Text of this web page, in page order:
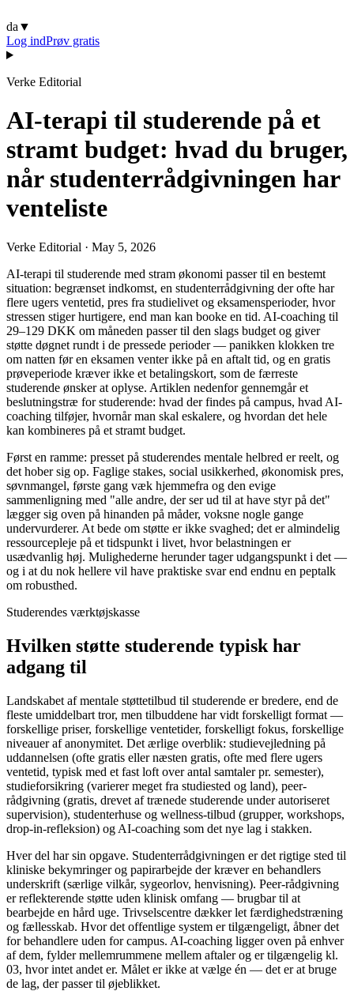
da ▼
Log indPrøv gratis
Verke Editorial
AI-terapi til studerende på et
stramt budget: hvad du bruger,
når studenterrådgivningen har
venteliste
Verke Editorial · May 5, 2026
AI-terapi til studerende med stram økonomi passer til en bestemt
situation: begrænset indkomst, en studenterrådgivning der ofte har
flere ugers ventetid, pres fra studielivet og eksamensperioder, hvor
stressen stiger hurtigere, end man kan booke en tid. AI-coaching til
29–129 DKK om måneden passer til den slags budget og giver
støtte døgnet rundt i de pressede perioder — panikken klokken tre
om natten før en eksamen venter ikke på en aftalt tid, og en gratis
prøveperiode kræver ikke et betalingskort, som de færreste
studerende ønsker at oplyse. Artiklen nedenfor gennemgår et
beslutningstræ for studerende: hvad der findes på campus, hvad AI-
coaching tilføjer, hvornår man skal eskalere, og hvordan det hele
kan kombineres på et stramt budget.
Først en ramme: presset på studerendes mentale helbred er reelt, og
det hober sig op. Faglige stakes, social usikkerhed, økonomisk pres,
søvnmangel, første gang væk hjemmefra og den evige
sammenligning med "alle andre, der ser ud til at have styr på det"
lægger sig oven på hinanden på måder, voksne nogle gange
undervurderer. At bede om støtte er ikke svaghed; det er almindelig
ressourcepleje på et tidspunkt i livet, hvor belastningen er
usædvanlig høj. Mulighederne herunder tager udgangspunkt i det —
og i at du nok hellere vil have praktiske svar end endnu en peptalk
om robusthed.
Studerendes værktøjskasse
Hvilken støtte studerende typisk har
adgang til
Landskabet af mentale støttetilbud til studerende er bredere, end de
fleste umiddelbart tror, men tilbuddene har vidt forskelligt format —
forskellige priser, forskellige ventetider, forskelligt fokus, forskellige
niveauer af anonymitet. Det ærlige overblik: studievejledning på
uddannelsen (ofte gratis eller næsten gratis, ofte med flere ugers
ventetid, typisk med et fast loft over antal samtaler pr. semester),
studieforsikring (varierer meget fra studiested og land), peer-
rådgivning (gratis, drevet af trænede studerende under autoriseret
supervision), studenterhuse og wellness-tilbud (grupper, workshops,
drop-in-refleksion) og AI-coaching som det nye lag i stakken.
Hver del har sin opgave. Studenterrådgivningen er det rigtige sted til
kliniske bekymringer og papirarbejde der kræver en behandlers
underskrift (særlige vilkår, sygeorlov, henvisning). Peer-rådgivning
er reflekterende støtte uden klinisk omfang — brugbar til at
bearbejde en hård uge. Trivselscentre dækker let færdighedstræning
og fællesskab. Hvor det offentlige system er tilgængeligt, åbner det
for behandlere uden for campus. AI-coaching ligger oven på enhver
af dem, fylder mellemrummene mellem aftaler og er tilgængelig kl.
03, hvor intet andet er. Målet er ikke at vælge én — det er at bruge
de lag, der passer til øjeblikket.